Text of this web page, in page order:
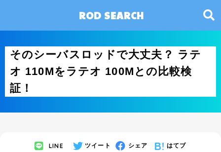
ROD SEARCH
そのシーバスロッドで大丈夫？ ラテ
オ 110Mをラテオ 100Mとの比較検
証！
LINE ツイート シェア はてブ